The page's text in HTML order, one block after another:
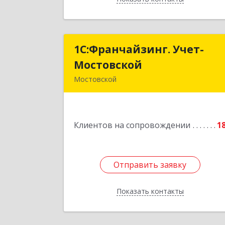
1С:Франчайзинг. Учет-
Мостовской
Мостовской
Клиентов на сопровождении
Отправить заявку
Показать контакты
1С:Франчайзинг. Учет-
корпус
Отправить заявку
Назад